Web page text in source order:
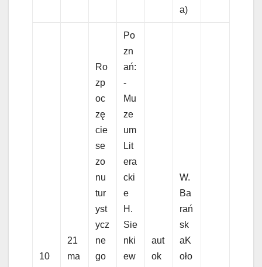
a)
10
21
ma
Ro
zp
oc
zę
cie
se
zo
nu
tur
yst
ycz
ne
go
Po
zn
ań:
-
Mu
ze
um
Lit
era
cki
e
H.
Sie
nki
ew
aut
ok
W.
Ba
rań
sk
aK
oło